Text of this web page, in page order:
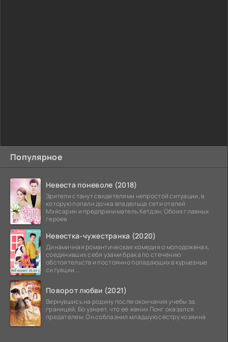
Популярное
Невеста поневоле (2018)
Зрители станут свидетелями непростой ситуации, в
которую попали дочка владельца сети отелей
Мэйсарин и предприниматель Кетдэн. Обоих главных
героев
Невестка-чужестранка (2020)
Динамичная романтическая комедия о молодоженах,
соединивших себя узами брака по стечению
обстоятельств и постоянно попадающих в курьезные
ситуации...
Поворот любви (2021)
Вернувшись на родину после окончания учебы за
границей, Бо узнает, что её жених Понг оказался
предателем. Он соблазнил младшую сестру хозяина